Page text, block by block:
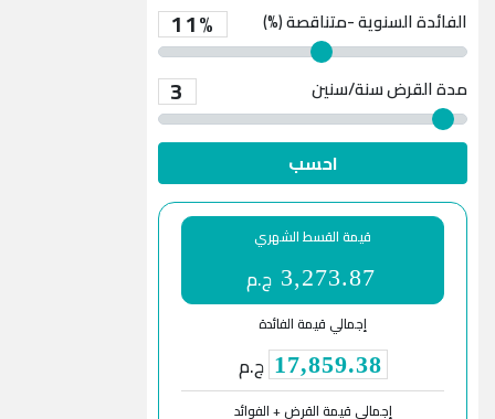
الفائدة السنوية -متناقصة (%) 11%
مدة القرض 3 سنة/سنين
احسب
قيمة القسط الشهري
3,273.87 ج.م
إجمالي قيمة الفائدة
17,859.38 ج.م
إجمالي قيمة القرض + الفوائد